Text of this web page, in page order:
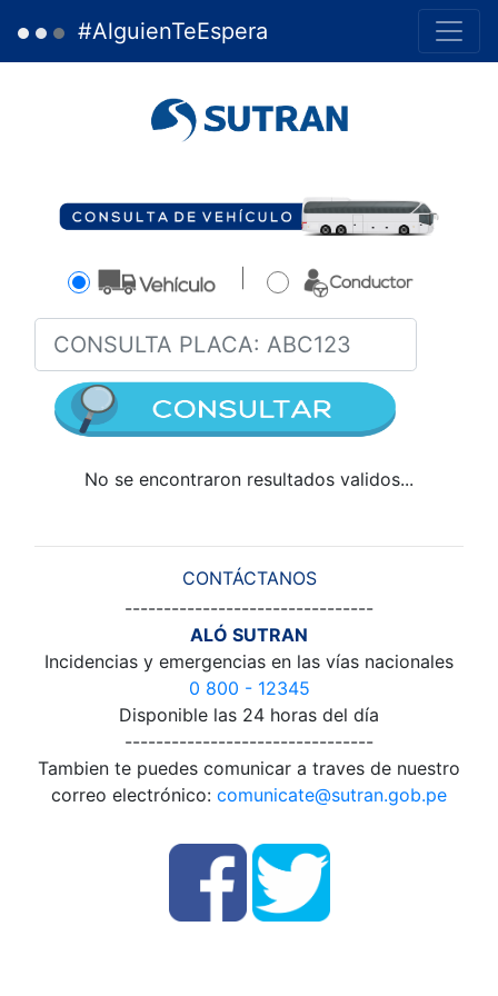
#AlguienTeEspera
No se encontraron resultados validos...
CONTÁCTANOS
--------------------------------
ALÓ SUTRAN
Incidencias y emergencias en las vías nacionales
0 800 - 12345
Disponible las 24 horas del día
--------------------------------
Tambien te puedes comunicar a traves de nuestro
correo electrónico: comunicate@sutran.gob.pe